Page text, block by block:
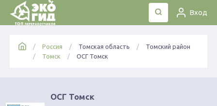
Вход
Россия Томская область
Томский район
Томск
ОСГ Томск
ОСГ Томск